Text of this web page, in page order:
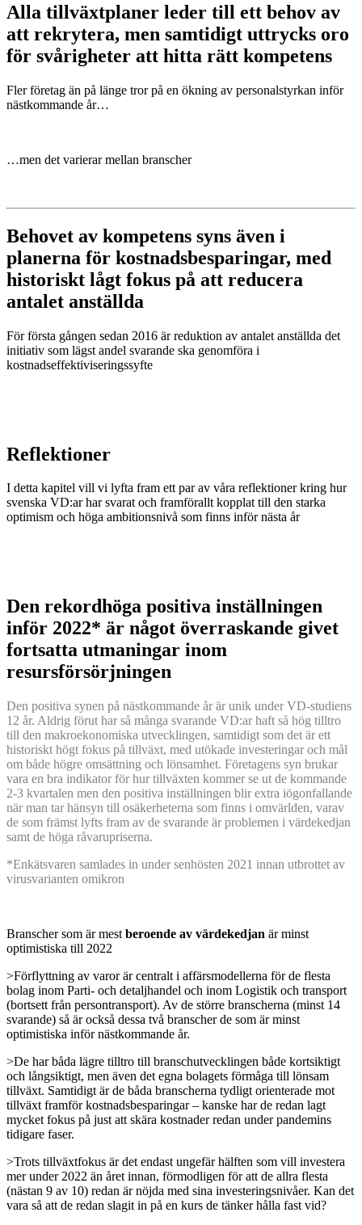
Alla tillväxtplaner leder till ett behov av
att rekrytera, men samtidigt uttrycks oro
för svårigheter att hitta rätt kompetens
Fler företag än på länge tror på en ökning av personalstyrkan inför
nästkommande år…
…men det varierar mellan branscher
Behovet av kompetens syns även i
planerna för kostnadsbesparingar, med
historiskt lågt fokus på att reducera
antalet anställda
För första gången sedan 2016 är reduktion av antalet anställda det
initiativ som lägst andel svarande ska genomföra i
kostnadseffektiviseringssyfte
Reflektioner
I detta kapitel vill vi lyfta fram ett par av våra reflektioner kring hur
svenska VD:ar har svarat och framförallt kopplat till den starka
optimism och höga ambitionsnivå som finns inför nästa år
Den rekordhöga positiva inställningen
inför 2022* är något överraskande givet
fortsatta utmaningar inom
resursförsörjningen
Den positiva synen på nästkommande år är unik under VD-studiens
12 år. Aldrig förut har så många svarande VD:ar haft så hög tilltro
till den makroekonomiska utvecklingen, samtidigt som det är ett
historiskt högt fokus på tillväxt, med utökade investeringar och mål
om både högre omsättning och lönsamhet. Företagens syn brukar
vara en bra indikator för hur tillväxten kommer se ut de kommande
2-3 kvartalen men den positiva inställningen blir extra iögonfallande
när man tar hänsyn till osäkerheterna som finns i omvärlden, varav
de som främst lyfts fram av de svarande är problemen i värdekedjan
samt de höga råvarupriserna.
*Enkätsvaren samlades in under senhösten 2021 innan utbrottet av
virusvarianten omikron
Branscher som är mest beroende av värdekedjan är minst
optimistiska till 2022
>Förflyttning av varor är centralt i affärsmodellerna för de flesta
bolag inom Parti- och detaljhandel och inom Logistik och transport
(bortsett från persontransport). Av de större branscherna (minst 14
svarande) så är också dessa två branscher de som är minst
optimistiska inför nästkommande år.
>De har båda lägre tilltro till branschutvecklingen både kortsiktigt
och långsiktigt, men även det egna bolagets förmåga till lönsam
tillväxt. Samtidigt är de båda branscherna tydligt orienterade mot
tillväxt framför kostnadsbesparingar – kanske har de redan lagt
mycket fokus på just att skära kostnader redan under pandemins
tidigare faser.
>Trots tillväxtfokus är det endast ungefär hälften som vill investera
mer under 2022 än året innan, förmodligen för att de allra flesta
(nästan 9 av 10) redan är nöjda med sina investeringsnivåer. Kan det
vara så att de redan slagit in på en kurs de tänker hålla fast vid?